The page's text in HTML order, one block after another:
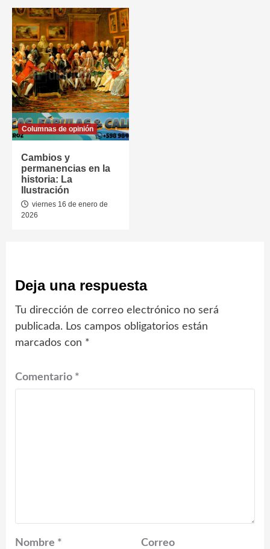
Columnas de opinión
Cambios y
permanencias en la
historia: La
Ilustración
viernes 16 de enero de
2026
Deja una respuesta
Tu dirección de correo electrónico no será
publicada. Los campos obligatorios están
marcados con *
Comentario *
Nombre *
Correo